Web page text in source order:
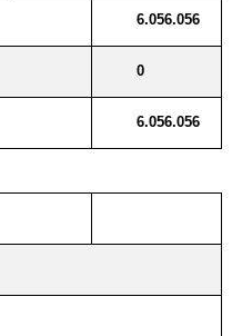
6.056.056
0
6.056.056